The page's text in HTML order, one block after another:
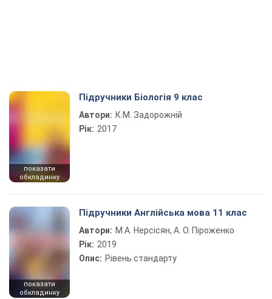
показати
обкладинку
Підручники Біологія 9 клас
Автори: К.М. Задорожній
Рік: 2017
показати
обкладинку
Підручники Англійська мова 11 клас
Автори: М.А. Нерсісян, А. О. Піроженко
Рік: 2019
Опис: Рівень стандарту